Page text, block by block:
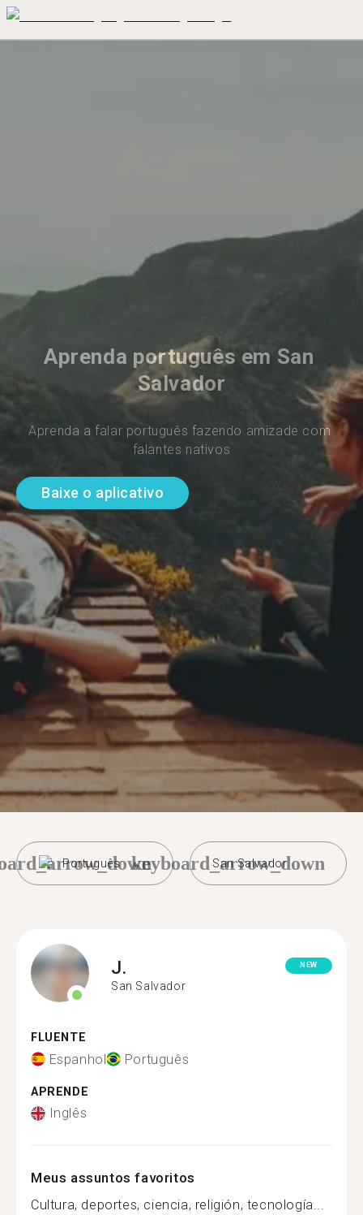
Aprenda português em San
Salvador
Aprenda a falar português fazendo amizade com
falantes nativos
Baixe o aplicativo
Português San Salvador
keyboard_arrow_down
J.
San Salvador
NEW
FLUENTE
Espanhol Português
APRENDE
Inglês
Meus assuntos favoritos
Cultura, deportes, ciencia, religión, tecnología...